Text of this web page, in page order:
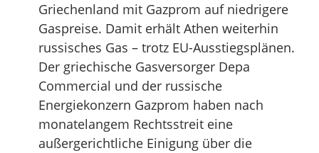
Griechenland mit Gazprom auf niedrigere
Gaspreise. Damit erhält Athen weiterhin
russisches Gas – trotz EU-Ausstiegsplänen.
Der griechische Gasversorger Depa
Commercial und der russische
Energiekonzern Gazprom haben nach
monatelangem Rechtsstreit eine
außergerichtliche Einigung über die